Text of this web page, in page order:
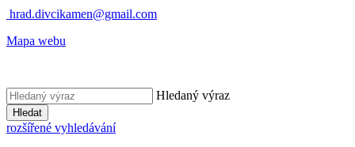
hrad.divcikamen@gmail.com
Mapa webu
Hledaný výraz
Hledat
rozšířené vyhledávání